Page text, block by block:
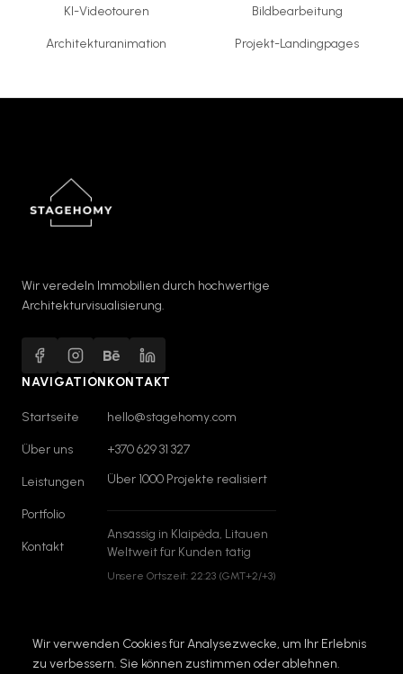
KI-Videotouren Bildbearbeitung
Architekturanimation Projekt-Landingpages
Wir veredeln Immobilien durch hochwertige
Architekturvisualisierung.
NAVIGATION
Startseite
Über uns
Leistungen
Portfolio
Kontakt
KONTAKT
hello@stagehomy.com
+370 629 31 327
Über 1000 Projekte realisiert
Ansässig in Klaipėda, Litauen
Weltweit für Kunden tätig
Unsere Ortszeit: 22:23 (GMT+2/+3)
Wir verwenden Cookies für Analysezwecke, um Ihr Erlebnis
zu verbessern. Sie können zustimmen oder ablehnen.